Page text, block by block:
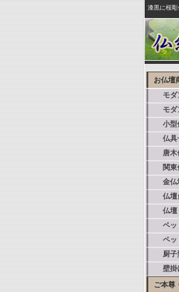
漆黒に桜彫
お仏壇
モダ
モダ
小型
仏具
唐木
関東
金仏
仏壇
仏壇＋
ペッ
ペッ
厨子
壁掛
ご本尊